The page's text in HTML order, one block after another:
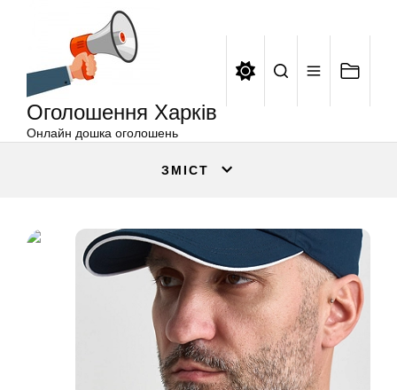
Оголошення Харків
Онлайн дошка оголошень
ЗМІСТ